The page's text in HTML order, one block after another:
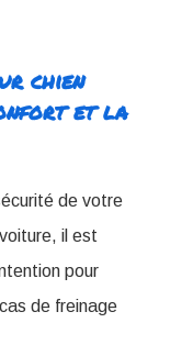
chien
et la
de votre
il est
pour
de freinage